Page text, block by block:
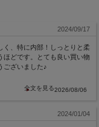
2024/09/17
く、特に内部！しっとりと柔
ほどです。とても良い買い物
ございました♪
2026/08/06
2024/01/04